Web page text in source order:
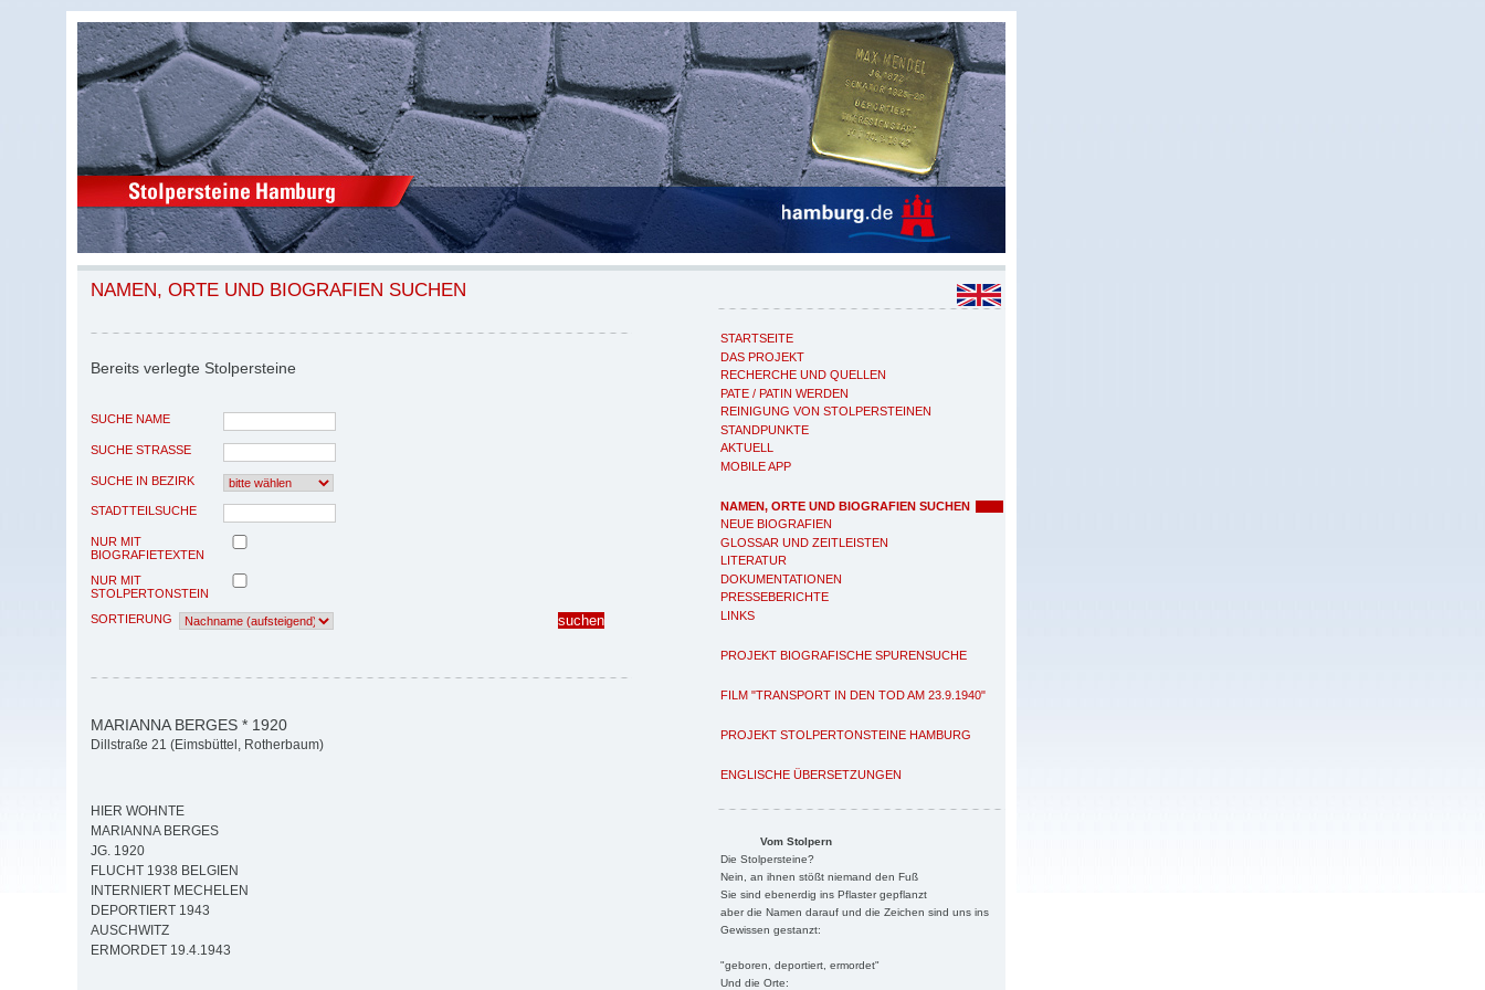
STARTSEITE
DAS PROJEKT
RECHERCHE UND QUELLEN
PATE / PATIN WERDEN
REINIGUNG VON STOLPERSTEINEN
STANDPUNKTE
AKTUELL
MOBILE APP
NAMEN, ORTE UND BIOGRAFIEN SUCHEN
NEUE BIOGRAFIEN
GLOSSAR UND ZEITLEISTEN
LITERATUR
DOKUMENTATIONEN
PRESSEBERICHTE
LINKS
PROJEKT BIOGRAFISCHE SPURENSUCHE
FILM "TRANSPORT IN DEN TOD AM 23.9.1940"
PROJEKT STOLPERTONSTEINE HAMBURG
ENGLISCHE ÜBERSETZUNGEN
Vom Stolpern
Die Stolpersteine?
Nein, an ihnen stößt niemand den Fuß
Sie sind ebenerdig ins Pflaster gepflanzt
aber die Namen darauf und die Zeichen sind uns ins
Gewissen gestanzt:
"geboren, deportiert, ermordet"
Und die Orte:
NAMEN, ORTE UND BIOGRAFIEN SUCHEN
Bereits verlegte Stolpersteine
SUCHE NAME
SUCHE STRASSE
SUCHE IN BEZIRK
STADTTEILSUCHE
NUR MIT
BIOGRAFIETEXTEN
NUR MIT
STOLPERTONSTEIN
SORTIERUNG
MARIANNA BERGES * 1920
Dillstraße 21 (Eimsbüttel, Rotherbaum)
HIER WOHNTE
MARIANNA BERGES
JG. 1920
FLUCHT 1938 BELGIEN
INTERNIERT MECHELEN
DEPORTIERT 1943
AUSCHWITZ
ERMORDET 19.4.1943